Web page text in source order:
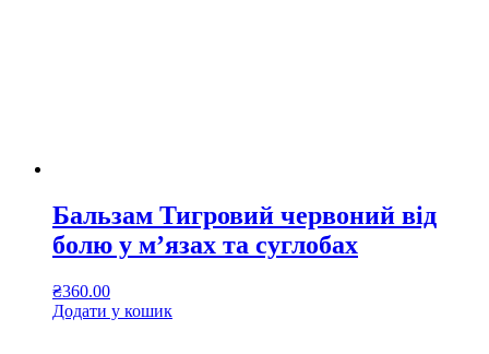
Бальзам Тигровий червоний від
болю у м’язах та суглобах
₴360.00
Додати у кошик